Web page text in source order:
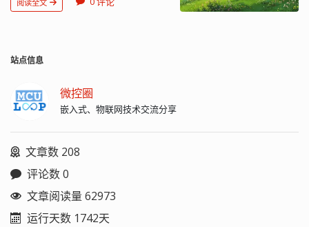
序转成字节码 jar – 打包工具，将相关的
的java程序（.class后缀的）
行HTML文件上的Java小程序的Java浏览
器。 Javah：产生可以调用Java过程的C
过程，或建立能被Java程序调用的C过程
同时显示字节代码含义。 Jconsole: Java
进行系统调试和监控的工具 1、下载并安
装 JDK
https://www.oracle.com/technetwork/java/javase/downloads/
Java SE 8 与 JDK1.8 是等效的。 2、配置
环境变量 对于 Java 程序开发而言，主要
阅读全文
站点信息
微控圈
嵌入式、物联网技术交流分享
文章数 208
评论数 0
文章阅读量 62973
运行天数 1742天